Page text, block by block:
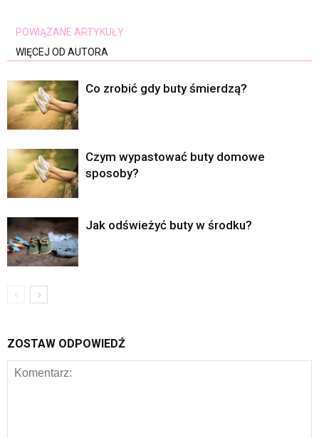
POWIĄZANE ARTYKUŁY
WIĘCEJ OD AUTORA
Co zrobić gdy buty śmierdzą?
Czym wypastować buty domowe
sposoby?
Jak odświeżyć buty w środku?
ZOSTAW ODPOWIEDŹ